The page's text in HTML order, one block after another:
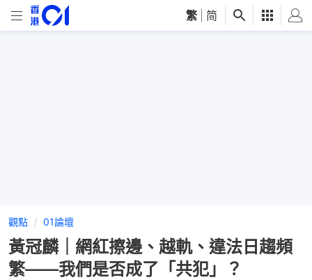
繁 简
觀點 01論壇
黃冠麟｜網紅擦邊、越軌、違法日趨頻
繁——我們是否成了「共犯」？